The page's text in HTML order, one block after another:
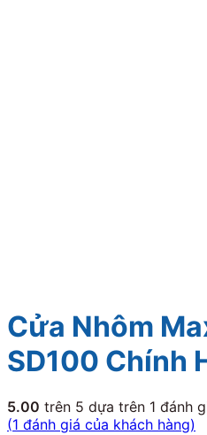
Cửa Nhôm
SD100 Chính
5.00 trên 5 dựa trên 1 đánh
(1 đánh giá của khách hàng)